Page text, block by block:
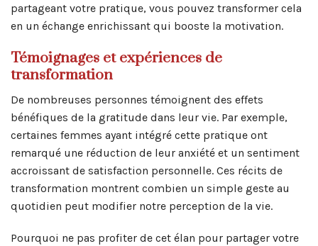
partageant votre pratique, vous pouvez transformer cela
en un échange enrichissant qui booste la motivation.
Témoignages et expériences de
transformation
De nombreuses personnes témoignent des effets
bénéfiques de la gratitude dans leur vie. Par exemple,
certaines femmes ayant intégré cette pratique ont
remarqué une réduction de leur anxiété et un sentiment
accroissant de satisfaction personnelle. Ces récits de
transformation montrent combien un simple geste au
quotidien peut modifier notre perception de la vie.
Pourquoi ne pas profiter de cet élan pour partager votre